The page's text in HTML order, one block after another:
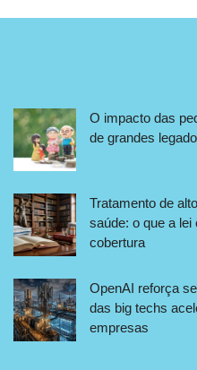
O impacto das
de grandes
Tratamento de
saúde: o que a
cobertura
OpenAI reforça
das big techs
empresas